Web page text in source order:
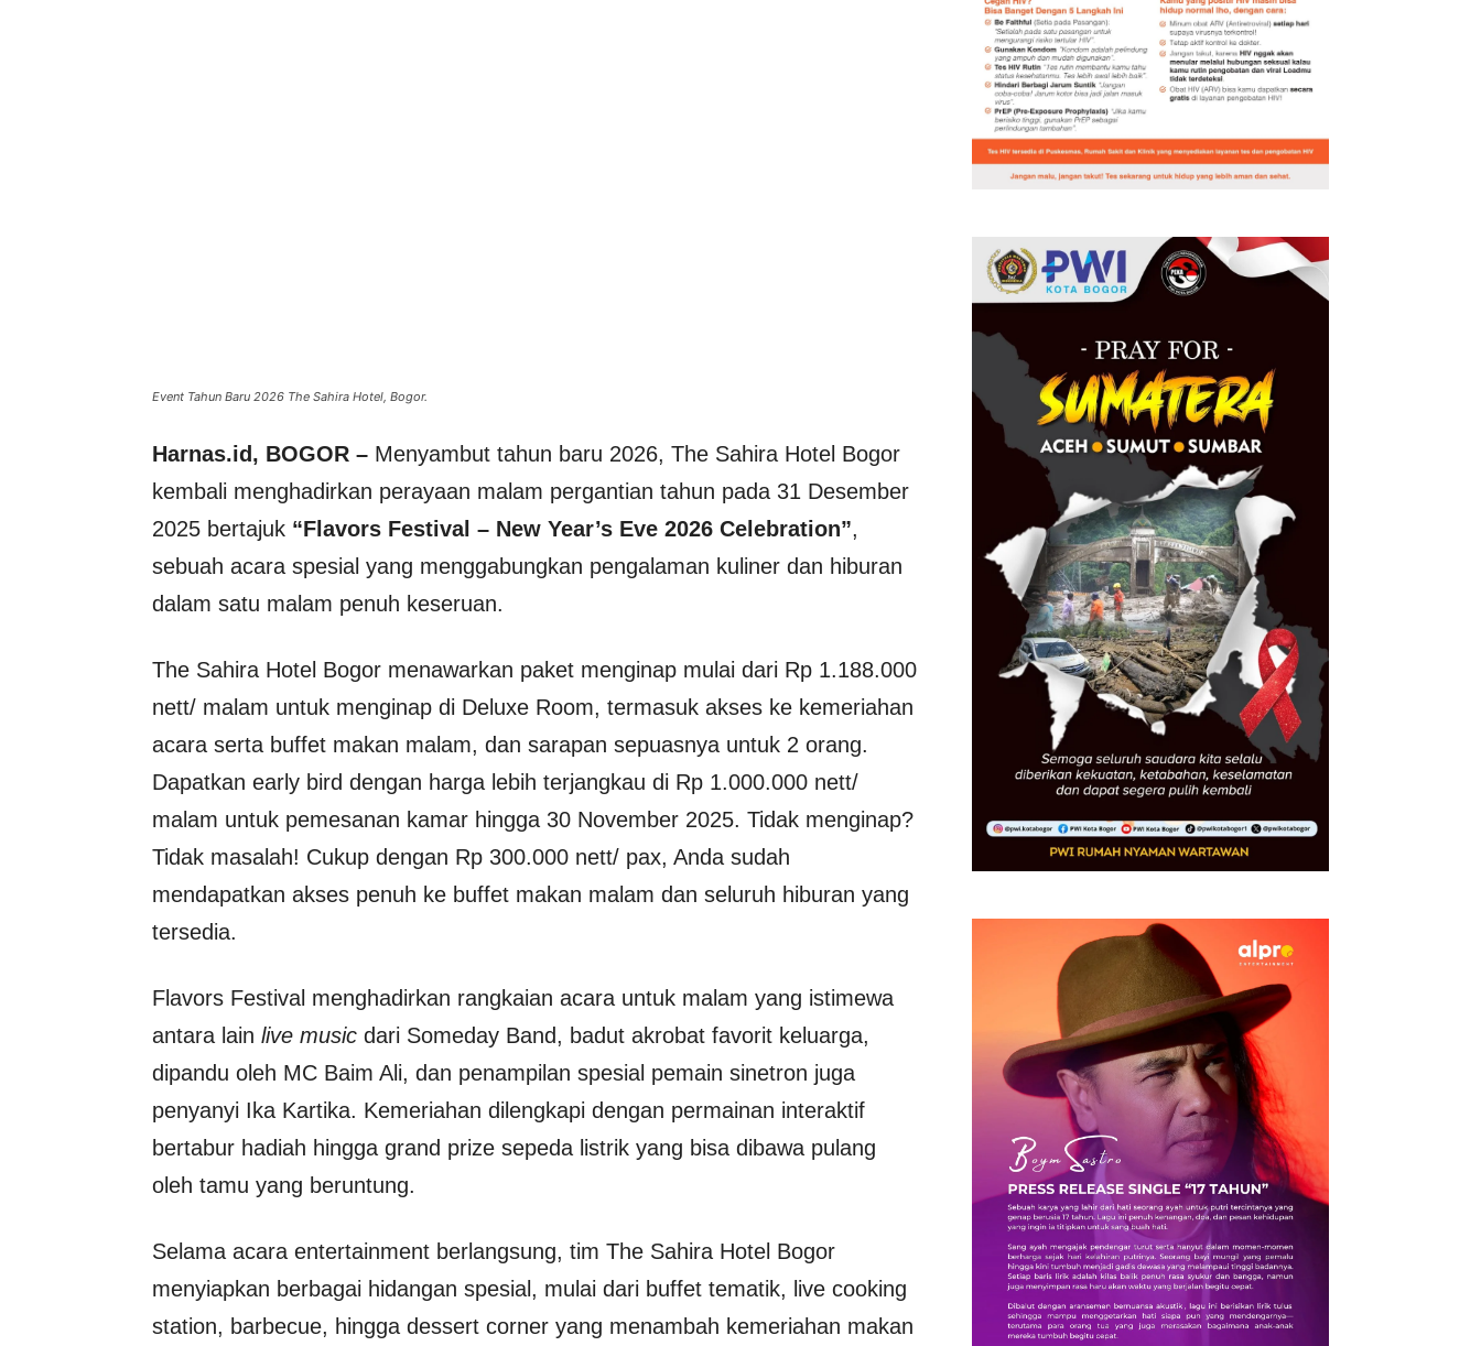
Event Tahun Baru 2026 The Sahira Hotel, Bogor.
Harnas.id, BOGOR – Menyambut tahun baru 2026, The Sahira Hotel Bogor
kembali menghadirkan perayaan malam pergantian tahun pada 31 Desember
2025 bertajuk “Flavors Festival – New Year’s Eve 2026 Celebration”,
sebuah acara spesial yang menggabungkan pengalaman kuliner dan hiburan
dalam satu malam penuh keseruan.
The Sahira Hotel Bogor menawarkan paket menginap mulai dari Rp 1.188.000
nett/ malam untuk menginap di Deluxe Room, termasuk akses ke kemeriahan
acara serta buffet makan malam, dan sarapan sepuasnya untuk 2 orang.
Dapatkan early bird dengan harga lebih terjangkau di Rp 1.000.000 nett/
malam untuk pemesanan kamar hingga 30 November 2025. Tidak menginap?
Tidak masalah! Cukup dengan Rp 300.000 nett/ pax, Anda sudah
mendapatkan akses penuh ke buffet makan malam dan seluruh hiburan yang
tersedia.
Flavors Festival menghadirkan rangkaian acara untuk malam yang istimewa
antara lain live music dari Someday Band, badut akrobat favorit keluarga,
dipandu oleh MC Baim Ali, dan penampilan spesial pemain sinetron juga
penyanyi Ika Kartika. Kemeriahan dilengkapi dengan permainan interaktif
bertabur hadiah hingga grand prize sepeda listrik yang bisa dibawa pulang
oleh tamu yang beruntung.
Selama acara entertainment berlangsung, tim The Sahira Hotel Bogor
menyiapkan berbagai hidangan spesial, mulai dari buffet tematik, live cooking
station, barbecue, hingga dessert corner yang menambah kemeriahan makan